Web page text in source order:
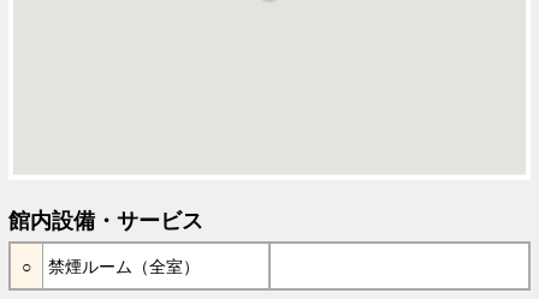
館内設備・サービス
禁煙ルーム（全室）